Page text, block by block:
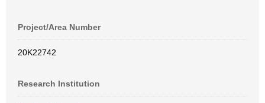
Project/Area Number
20K22742
Research Institution